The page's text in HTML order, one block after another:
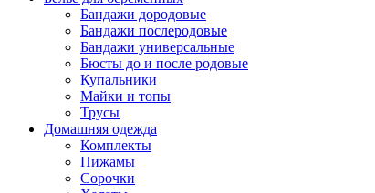
Бандажи дородовые
Бандажи послеродовые
Бандажи универсальные
Бюсты до и после родовые
Купальники
Майки и топы
Трусы
Домашняя одежда
Комплекты
Пижамы
Сорочки